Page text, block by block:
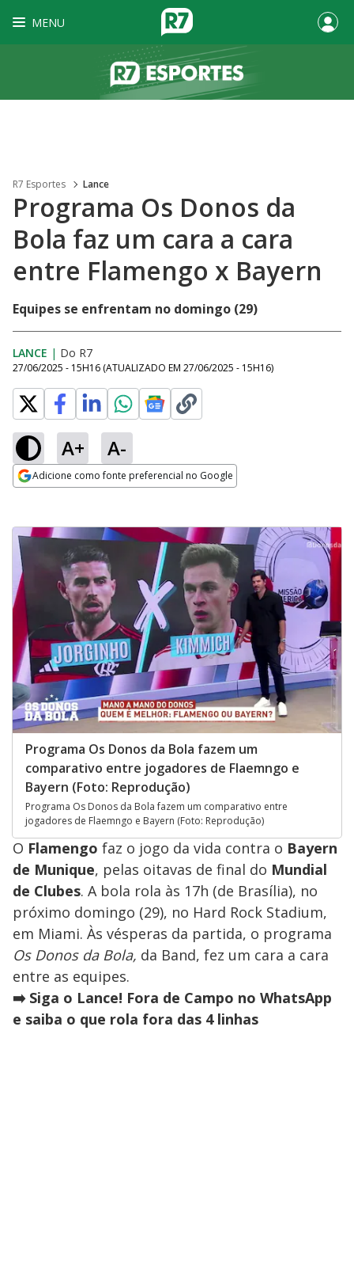
MENU
R7 Esportes Lance
Programa Os Donos da
Bola faz um cara a cara
entre Flamengo x Bayern
Equipes se enfrentam no domingo (29)
LANCE | Do R7
27/06/2025 - 15H16 (ATUALIZADO EM 27/06/2025 - 15H16)
A+ A-
Adicione como fonte preferencial no Google
Programa Os Donos da Bola fazem um
comparativo entre jogadores de Flaemngo e
Bayern (Foto: Reprodução)
Programa Os Donos da Bola fazem um comparativo entre
jogadores de Flaemngo e Bayern (Foto: Reprodução)
O Flamengo faz o jogo da vida contra o Bayern
de Munique, pelas oitavas de final do Mundial
de Clubes. A bola rola às 17h (de Brasília), no
próximo domingo (29), no Hard Rock Stadium,
em Miami. Às vésperas da partida, o programa
Os Donos da Bola, da Band, fez um cara a cara
entre as equipes.
➡️ Siga o Lance! Fora de Campo no WhatsApp
e saiba o que rola fora das 4 linhas